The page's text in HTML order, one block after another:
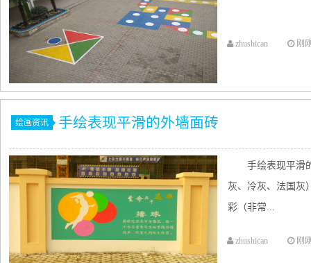
zhushican 刚
绘画资讯 手绘表现平滑的外墙面砖
手绘表现平滑
灰、冷灰、法国灰
彩（非常...
zhushican 刚